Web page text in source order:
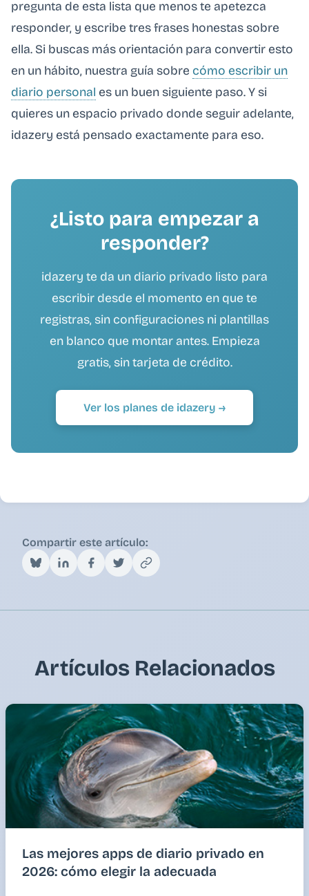
pregunta de esta lista que menos te apetezca
responder, y escribe tres frases honestas sobre
ella. Si buscas más orientación para convertir esto
en un hábito, nuestra guía sobre cómo escribir un
diario personal es un buen siguiente paso. Y si
quieres un espacio privado donde seguir adelante,
idazery está pensado exactamente para eso.
¿Listo para empezar a
responder?
idazery te da un diario privado listo para
escribir desde el momento en que te
registras, sin configuraciones ni plantillas
en blanco que montar antes. Empieza
gratis, sin tarjeta de crédito.
Ver los planes de idazery →
Compartir este artículo:
Artículos Relacionados
Las mejores apps de diario privado en
2026: cómo elegir la adecuada